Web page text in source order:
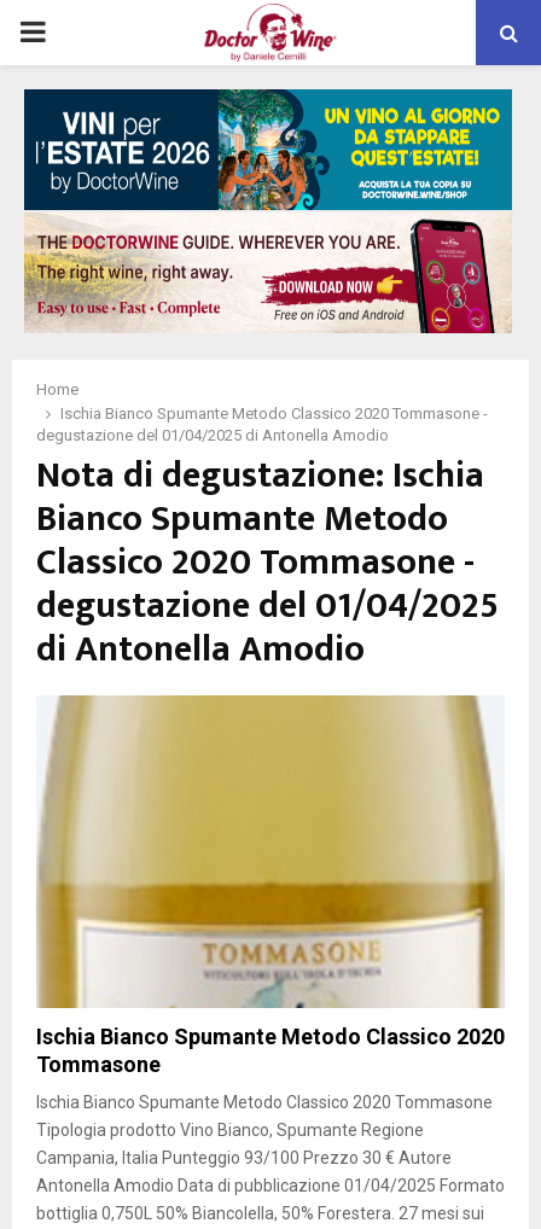
PRIMARY
MENU
Home
Ischia Bianco Spumante Metodo Classico 2020 Tommasone -
degustazione del 01/04/2025 di Antonella Amodio
Nota di degustazione: Ischia
Bianco Spumante Metodo
Classico 2020 Tommasone -
degustazione del 01/04/2025
di Antonella Amodio
Ischia Bianco Spumante Metodo Classico 2020
Tommasone
Ischia Bianco Spumante Metodo Classico 2020 Tommasone
Tipologia prodotto Vino Bianco, Spumante Regione
Campania, Italia Punteggio 93/100 Prezzo 30 € Autore
Antonella Amodio Data di pubblicazione 01/04/2025 Formato
bottiglia 0,750L 50% Biancolella, 50% Forestera. 27 mesi sui